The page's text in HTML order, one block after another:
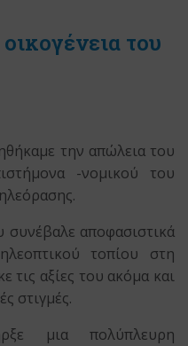
του
την απώλεια του
-νομικού του
αποφασιστικά
τοπίου στη
τις αξίες του ακόμα και
στιγμές.
μια πολύπλευρη